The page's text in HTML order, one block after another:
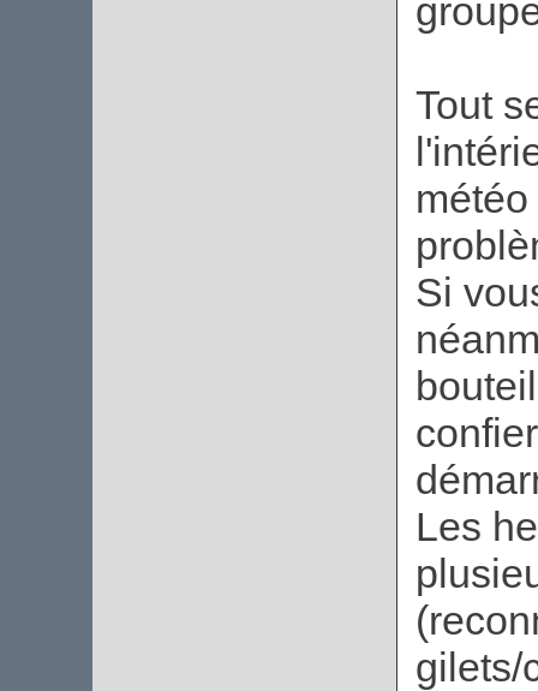
Tout
Si
Les
gilets/